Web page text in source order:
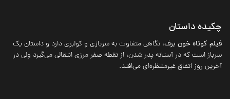
چکیده داستان
فیلم کوتاه خون برف، نگاهی متفاوت به سربازی و کولبری دارد و داستان یک
سرباز است که در آستانه پدر شدن، از نقطه صفر مرزی انتقالی می‌گیرد ولی در
آخرین روز اتفاق غیرمنتظره‌ای می‌افتد.